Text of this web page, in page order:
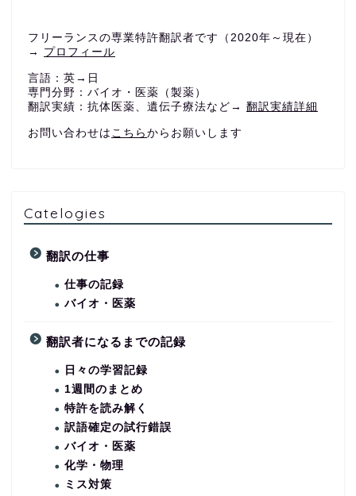
フリーランスの専業特許翻訳者です（2020年～現在）
→ プロフィール
言語：英→日
専門分野：バイオ・医薬（製薬）
翻訳実績：抗体医薬、遺伝子療法など→ 翻訳実績詳細
お問い合わせは こちら からお願いします
Catelogies
翻訳の仕事
仕事の記録
バイオ・医薬
翻訳者になるまでの記録
日々の学習記録
1週間のまとめ
特許を読み解く
訳語確定の試行錯誤
バイオ・医薬
化学・物理
ミス対策